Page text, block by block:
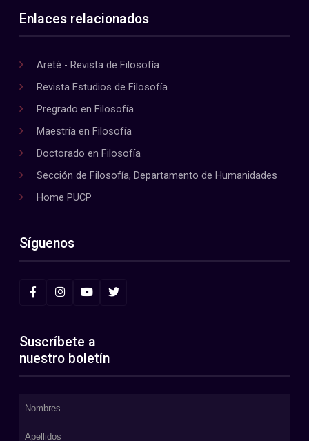
Enlaces relacionados
Areté - Revista de Filosofía
Revista Estudios de Filosofía
Pregrado en Filosofía
Maestría en Filosofía
Doctorado en Filosofía
Sección de Filosofía, Departamento de Humanidades
Home PUCP
Síguenos
Suscríbete a
nuestro boletín